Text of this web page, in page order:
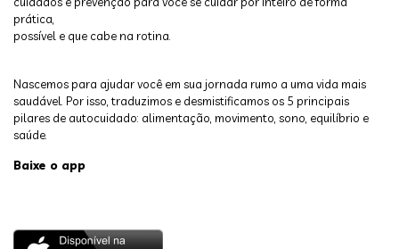
prática,
possível e que cabe na rotina.
Nascemos para ajudar você em sua jornada rumo a uma vida mais
saudável. Por isso, traduzimos e desmistificamos os 5 principais
pilares de autocuidado: alimentação, movimento, sono, equilíbrio e
saúde.
Baixe o app